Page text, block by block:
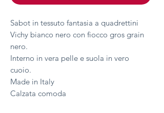
Sabot in tessuto fantasia a quadrettini
Vichy bianco nero con fiocco gros grain
nero.
Interno in vera pelle e suola in vero
cuoio.
Made in Italy
Calzata comoda